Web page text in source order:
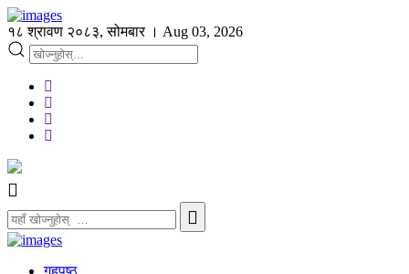
१८ श्रावण २०८३, सोमबार । Aug 03, 2026
गृहपृष्ठ